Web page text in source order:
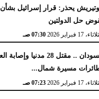
يحذر: قرار إسرائيل
حل الدولتين
17 فبراير 2026 07:30 صـ
السودان .. مقتل 28
مسيرة شمال...
17 فبراير 2026 07:23 صـ